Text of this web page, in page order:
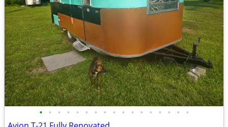
• • • • • • • • • • • • • • • • •